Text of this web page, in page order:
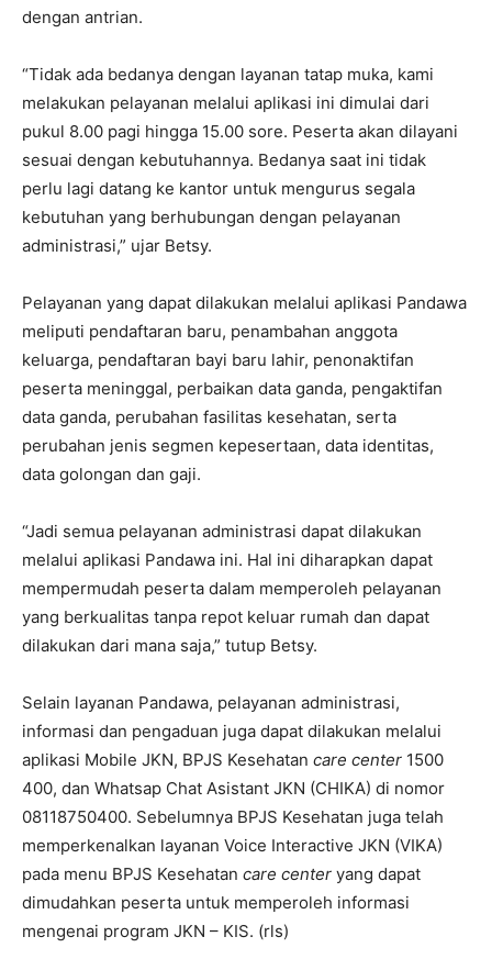
dengan antrian.
“Tidak ada bedanya dengan layanan tatap muka, kami
melakukan pelayanan melalui aplikasi ini dimulai dari
pukul 8.00 pagi hingga 15.00 sore. Peserta akan dilayani
sesuai dengan kebutuhannya. Bedanya saat ini tidak
perlu lagi datang ke kantor untuk mengurus segala
kebutuhan yang berhubungan dengan pelayanan
administrasi,” ujar Betsy.
Pelayanan yang dapat dilakukan melalui aplikasi Pandawa
meliputi pendaftaran baru, penambahan anggota
keluarga, pendaftaran bayi baru lahir, penonaktifan
peserta meninggal, perbaikan data ganda, pengaktifan
data ganda, perubahan fasilitas kesehatan, serta
perubahan jenis segmen kepesertaan, data identitas,
data golongan dan gaji.
“Jadi semua pelayanan administrasi dapat dilakukan
melalui aplikasi Pandawa ini. Hal ini diharapkan dapat
mempermudah peserta dalam memperoleh pelayanan
yang berkualitas tanpa repot keluar rumah dan dapat
dilakukan dari mana saja,” tutup Betsy.
Selain layanan Pandawa, pelayanan administrasi,
informasi dan pengaduan juga dapat dilakukan melalui
aplikasi Mobile JKN, BPJS Kesehatan care center 1500
400, dan Whatsap Chat Asistant JKN (CHIKA) di nomor
08118750400. Sebelumnya BPJS Kesehatan juga telah
memperkenalkan layanan Voice Interactive JKN (VIKA)
pada menu BPJS Kesehatan care center yang dapat
dimudahkan peserta untuk memperoleh informasi
mengenai program JKN – KIS. (rls)